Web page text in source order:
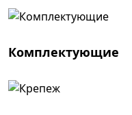
Комплектующие